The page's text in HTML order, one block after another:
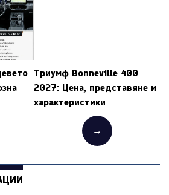
Триумф Bonneville 400
2027: Цена, представяне и
характеристики
→